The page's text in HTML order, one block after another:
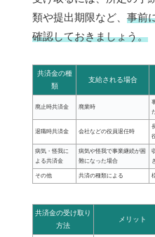
類や提出期限など、 事前
確認しておきましょう。
共済金の種
類
支給される場合
廃止時共済金 廃業時
退職時共済金 会社などの役員退任時
病気・怪我に
よる共済金
病気や怪我で事業継続が困
難になった場合
その他 共済の種類による
共済金の受け取り
方法
メリット